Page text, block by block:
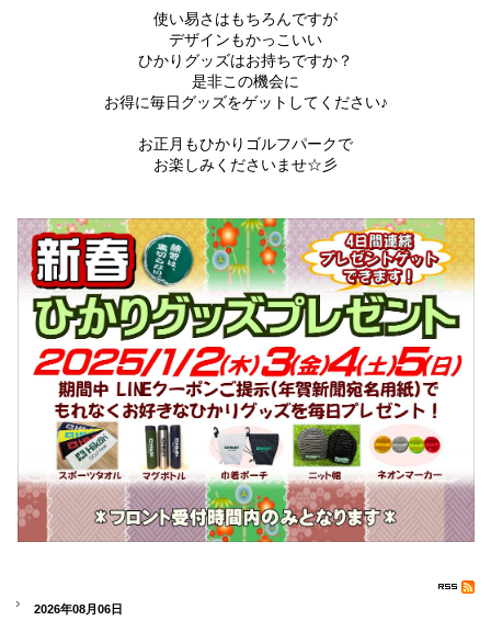
使い易さはもちろんですが
デザインもかっこいい
ひかりグッズはお持ちですか？
是非この機会に
お得に毎日グッズをゲットしてください♪
お正月もひかりゴルフパークで
お楽しみくださいませ☆彡
2026年08月06日